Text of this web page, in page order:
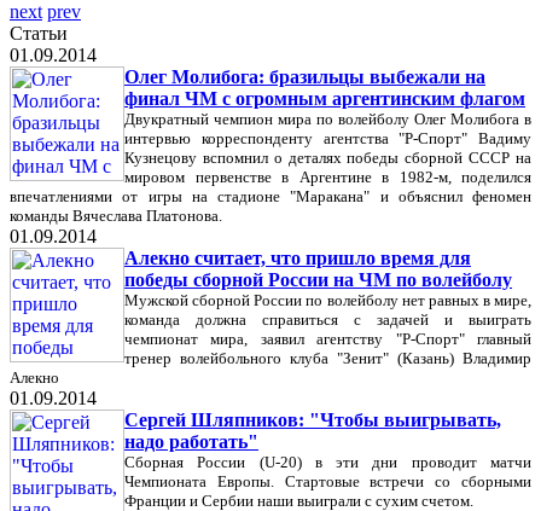
next prev
Статьи
01.09.2014
Олег Молибога: бразильцы выбежали на
финал ЧМ с огромным аргентинским флагом
Двукратный чемпион мира по волейболу Олег Молибога в
интервью корреспонденту агентства "Р-Спорт" Вадиму
Кузнецову вспомнил о деталях победы сборной СССР на
мировом первенстве в Аргентине в 1982-м, поделился
впечатлениями от игры на стадионе "Маракана" и объяснил феномен
команды Вячеслава Платонова.
01.09.2014
Алекно считает, что пришло время для
победы сборной России на ЧМ по волейболу
Мужской сборной России по волейболу нет равных в мире,
команда должна справиться с задачей и выиграть
чемпионат мира, заявил агентству "Р-Спорт" главный
тренер волейбольного клуба "Зенит" (Казань) Владимир
Алекно
01.09.2014
Сергей Шляпников: "Чтобы выигрывать,
надо работать"
Сборная России (U-20) в эти дни проводит матчи
Чемпионата Европы. Стартовые встречи со сборными
Франции и Сербии наши выиграли с сухим счетом.